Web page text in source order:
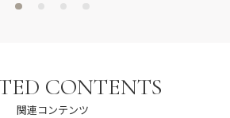
CONTENTS
関連コンテンツ